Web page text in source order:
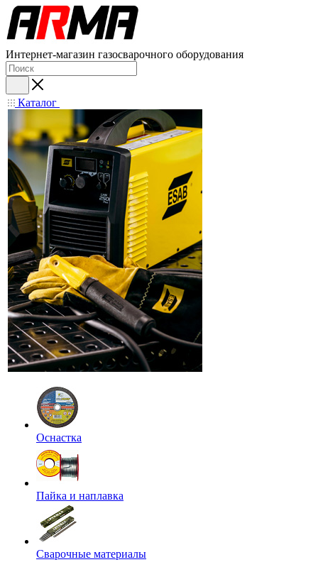
Интернет-магазин газосварочного оборудования
Каталог
Оснастка
Пайка и наплавка
Сварочные материалы